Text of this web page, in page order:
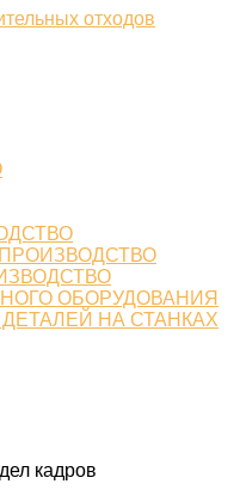
отходов
ОБОРУДОВАНИЯ
НА СТАНКАХ
кадров